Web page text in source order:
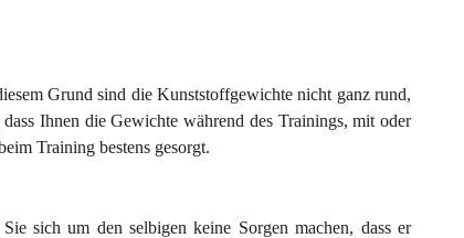
Grund sind die Kunststoffgewichte nicht ganz rund,
Ihnen die Gewichte während des Trainings, mit oder
Training bestens gesorgt.
sich um den selbigen keine Sorgen machen, dass er